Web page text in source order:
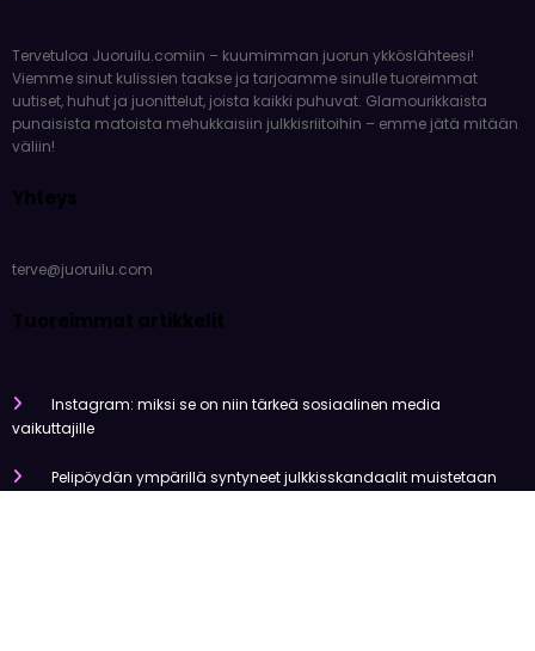
Tervetuloa Juoruilu.comiin – kuumimman juorun ykköslähteesi!
Viemme sinut kulissien taakse ja tarjoamme sinulle tuoreimmat
uutiset, huhut ja juonittelut, joista kaikki puhuvat. Glamourikkaista
punaisista matoista mehukkaisiin julkkisriitoihin – emme jätä mitään
väliin!
Yhteys
terve@juoruilu.com
Tuoreimmat artikkelit
Instagram: miksi se on niin tärkeä sosiaalinen media
vaikuttajille
Pelipöydän ympärillä syntyneet julkkisskandaalit muistetaan